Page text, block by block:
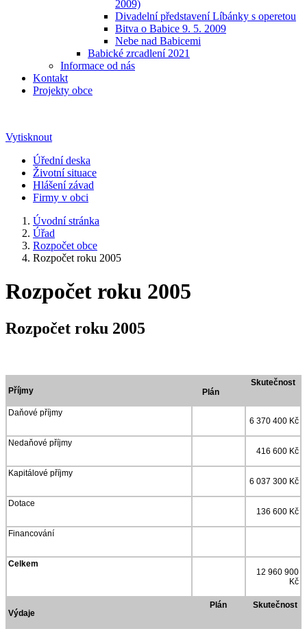
2009)
Divadelní představení Líbánky s operetou
Bitva o Babice 9. 5. 2009
Nebe nad Babicemi
Babické zrcadlení 2021
Informace od nás
Kontakt
Projekty obce
Vytisknout
Úřední deska
Životní situace
Hlášení závad
Firmy v obci
Úvodní stránka
Úřad
Rozpočet obce
Rozpočet roku 2005
Rozpočet roku 2005
Rozpočet roku 2005
Příjmy Plán
Skutečnost
Daňové příjmy
6 370 400 Kč
Nedaňové příjmy
416 600 Kč
Kapitálové příjmy
6 037 300 Kč
Dotace
136 600 Kč
Financování
Celkem
12 960 900
Kč
Výdaje
Plán Skutečnost